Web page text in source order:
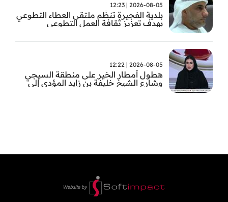
2026-08-05 | 12:23
بلدية الفجيرة تنظّم ملتقى العطاء التطوعي
بهدف تعزيز ثقافة العمل التطوعي
2026-08-05 | 12:22
هطول أمطار الخير على منطقة السيجي
وشارع الشيخ خليفة بن زايد المؤدي إلى